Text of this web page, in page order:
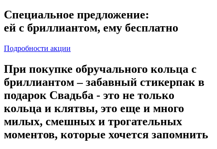
Специальное предложение:
ей с бриллиантом, ему бесплатно
Подробности акции
При покупке обручального кольца с
бриллиантом – забавный стикерпак в
подарок Свадьба - это не только
кольца и клятвы, это еще и много
милых, смешных и трогательных
моментов, которые хочется запомнить